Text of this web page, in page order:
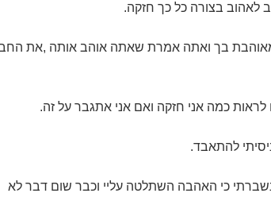
לאהוב בצורה כל כך חזקה.
מאוהבת בך ואתה אמרת שאתה אוהב אותה ,את
כמה אני חזקה ואם אני אתגבר על זה.
להתאבד.
כי האהבה השתלטה עליי וכבר שום דבר לא